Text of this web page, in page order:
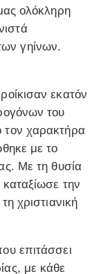
ολόκληρη
γηίνων.
εκατόν
του
τον χαρακτήρα
με το
Με τη θυσία
την
χριστιανική
επιτάσσει
με κάθε